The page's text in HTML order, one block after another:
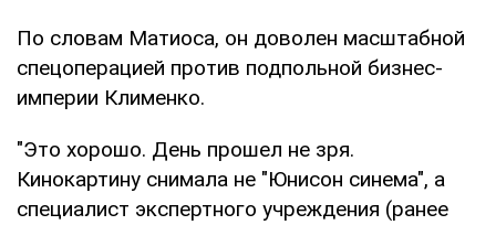
По словам Матиоса, он доволен масштабной
спецоперацией против подпольной бизнес-
империи Клименко.
"Это хорошо. День прошел не зря.
Кинокартину снимала не "Юнисон синема", а
специалист экспертного учреждения (ранее